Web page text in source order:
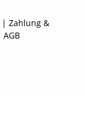
| Zahlung &
AGB